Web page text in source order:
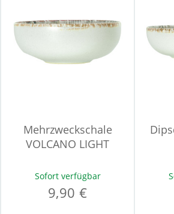
Mehrzweckschale
VOLCANO LIGHT
Sofort verfügbar
9,90 €